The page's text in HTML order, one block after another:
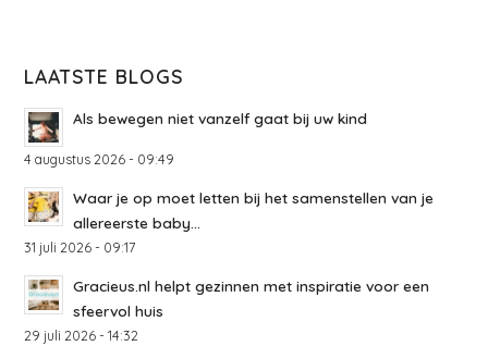
LAATSTE BLOGS
Als bewegen niet vanzelf gaat bij uw kind
4 augustus 2026 - 09:49
Waar je op moet letten bij het samenstellen van je
allereerste baby...
31 juli 2026 - 09:17
Gracieus.nl helpt gezinnen met inspiratie voor een
sfeervol huis
29 juli 2026 - 14:32